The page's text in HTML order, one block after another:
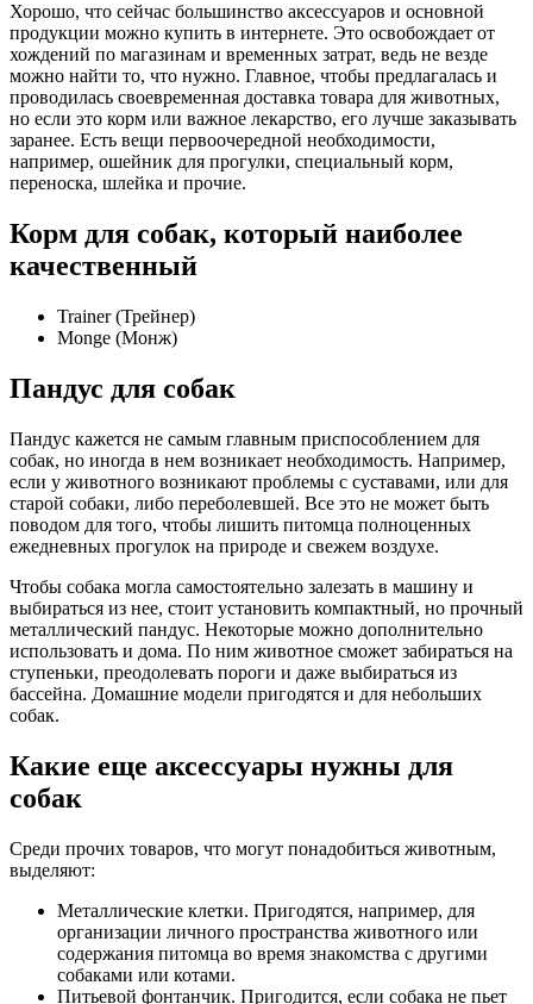
Хорошо, что сейчас большинство аксессуаров и основной
продукции можно купить в интернете. Это освобождает от
хождений по магазинам и временных затрат, ведь не везде
можно найти то, что нужно. Главное, чтобы предлагалась и
проводилась своевременная доставка товара для животных,
но если это корм или важное лекарство, его лучше заказывать
заранее. Есть вещи первоочередной необходимости,
например, ошейник для прогулки, специальный корм,
переноска, шлейка и прочие.
Корм для собак, который наиболее
качественный
Trainer (Трейнер)
Monge (Монж)
Пандус для собак
Пандус кажется не самым главным приспособлением для
собак, но иногда в нем возникает необходимость. Например,
если у животного возникают проблемы с суставами, или для
старой собаки, либо переболевшей. Все это не может быть
поводом для того, чтобы лишить питомца полноценных
ежедневных прогулок на природе и свежем воздухе.
Чтобы собака могла самостоятельно залезать в машину и
выбираться из нее, стоит установить компактный, но прочный
металлический пандус. Некоторые можно дополнительно
использовать и дома. По ним животное сможет забираться на
ступеньки, преодолевать пороги и даже выбираться из
бассейна. Домашние модели пригодятся и для небольших
собак.
Какие еще аксессуары нужны для
собак
Среди прочих товаров, что могут понадобиться животным,
выделяют:
Металлические клетки. Пригодятся, например, для
организации личного пространства животного или
содержания питомца во время знакомства с другими
собаками или котами.
Питьевой фонтанчик. Пригодится, если собака не пьет